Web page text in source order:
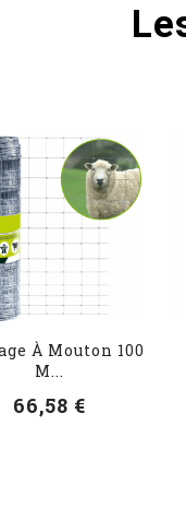
À Mouton 100
M...
66,58 €